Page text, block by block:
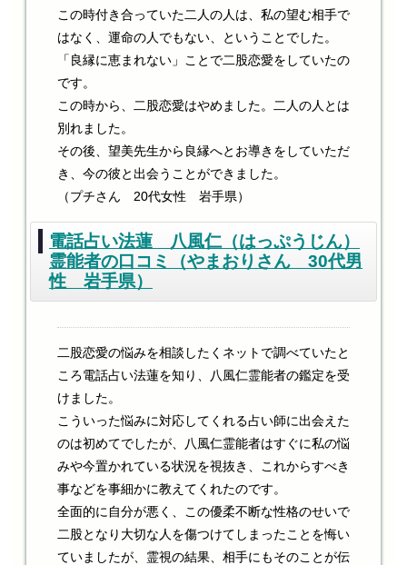
この時付き合っていた二人の人は、私の望む相手で
はなく、運命の人でもない、ということでした。
「良縁に恵まれない」ことで二股恋愛をしていたの
です。
この時から、二股恋愛はやめました。二人の人とは
別れました。
その後、望美先生から良縁へとお導きをしていただ
き、今の彼と出会うことができました。
（プチさん 20代女性 岩手県）
電話占い法蓮 八風仁（はっぷうじん）
霊能者の口コミ（やまおりさん 30代男
性 岩手県）
二股恋愛の悩みを相談したくネットで調べていたと
ころ電話占い法蓮を知り、八風仁霊能者の鑑定を受
けました。
こういった悩みに対応してくれる占い師に出会えた
のは初めてでしたが、八風仁霊能者はすぐに私の悩
みや今置かれている状況を視抜き、これからすべき
事などを事細かに教えてくれたのです。
全面的に自分が悪く、この優柔不断な性格のせいで
二股となり大切な人を傷つけてしまったことを悔い
ていましたが、霊視の結果、相手にもそのことが伝